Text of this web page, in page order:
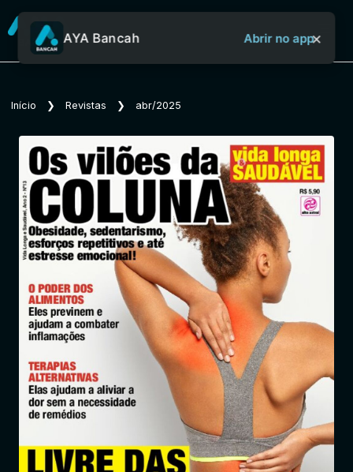
Sobre o Aya Bancah
Início
Revistas
Jornais
Notícias
Entrar
AYA Bancah Abrir no app×
Início ❯ Revistas ❯ abr/2025